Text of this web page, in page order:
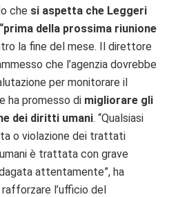
che si aspetta che Leggeri
della prossima riunione
la fine del mese. Il direttore
che l’agenzia dovrebbe
per monitorare il
ha promesso di migliorare gli
dei diritti umani. “Qualsiasi
o violazione dei trattati
è trattata con grave
attentamente”, ha
l’ufficio del